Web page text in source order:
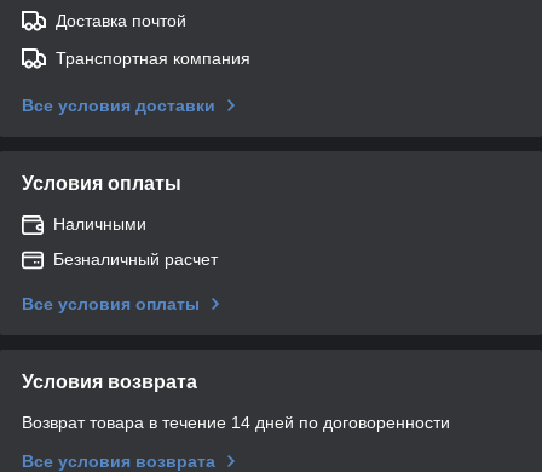
Доставка почтой
Транспортная компания
Все условия доставки
Условия оплаты
Наличными
Безналичный расчет
Все условия оплаты
Условия возврата
Возврат товара в течение 14 дней по договоренности
Все условия возврата